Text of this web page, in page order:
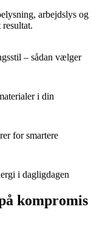
arbejdslys og
– sådan vælger
i din
for smartere
i dagligdagen
kompromis